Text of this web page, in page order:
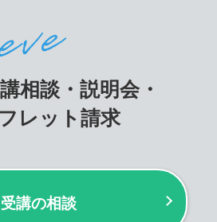
相談・説明会・
レット請求
受講の相談